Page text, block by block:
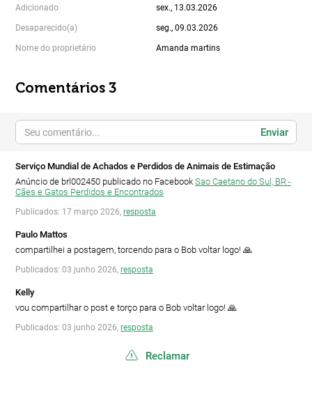
Adicionado sex., 13.03.2026
Desaparecido(a) seg., 09.03.2026
Nome do proprietário Amanda martins
Comentários 3
Enviar
Serviço Mundial de Achados e Perdidos de Animais de Estimação
Anúncio de brl002450 publicado no Facebook Sao Caetano do Sul, BR -
Cães e Gatos Perdidos e Encontrados
Publicados: 17 março 2026, resposta
Paulo Mattos
compartilhei a postagem, torcendo para o Bob voltar logo! 🙏
Publicados: 03 junho 2026, resposta
Kelly
vou compartilhar o post e torço para o Bob voltar logo! 🙏
Publicados: 03 junho 2026, resposta
Reclamar